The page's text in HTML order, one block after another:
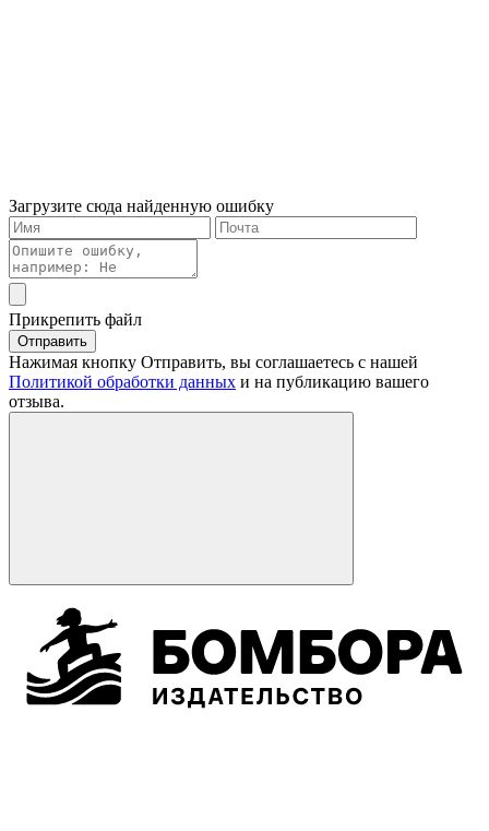
Загрузите сюда найденную ошибку
Прикрепить файл
Отправить
Нажимая кнопку Отправить, вы соглашаетесь с нашей
Политикой обработки данных и на публикацию вашего
отзыва.